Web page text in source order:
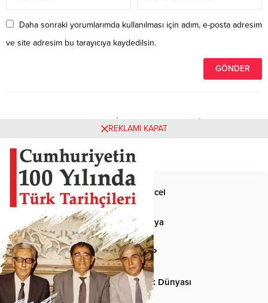
Daha sonraki yorumlarımda kullanılması için adım, e-posta adresim
ve site adresim bu tarayıcıya kaydedilsin.
Henüz yorum yapılmamış. İlk yorumu yukarıdaki form
aracılığıyla siz yapabilirsiniz.
Anasayfa Güncel
Siyaset Dünya
Spor MHP
Kültür-Sanat Türk Dünyası
REKLAMI KAPAT